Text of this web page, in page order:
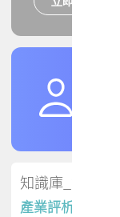
知識庫_會員專屬
產業評析報告